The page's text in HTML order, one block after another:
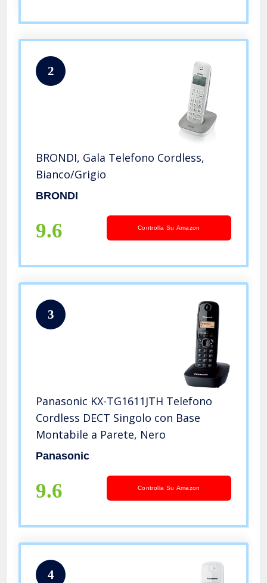
2
BRONDI, Gala Telefono Cordless,
Bianco/Grigio
BRONDI
9.6 Controlla Su Amazon
3
Panasonic KX-TG1611JTH Telefono
Cordless DECT Singolo con Base
Montabile a Parete, Nero
Panasonic
9.6 Controlla Su Amazon
4